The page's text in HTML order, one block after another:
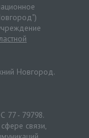
Новгород.
77 - 79798.
связи,